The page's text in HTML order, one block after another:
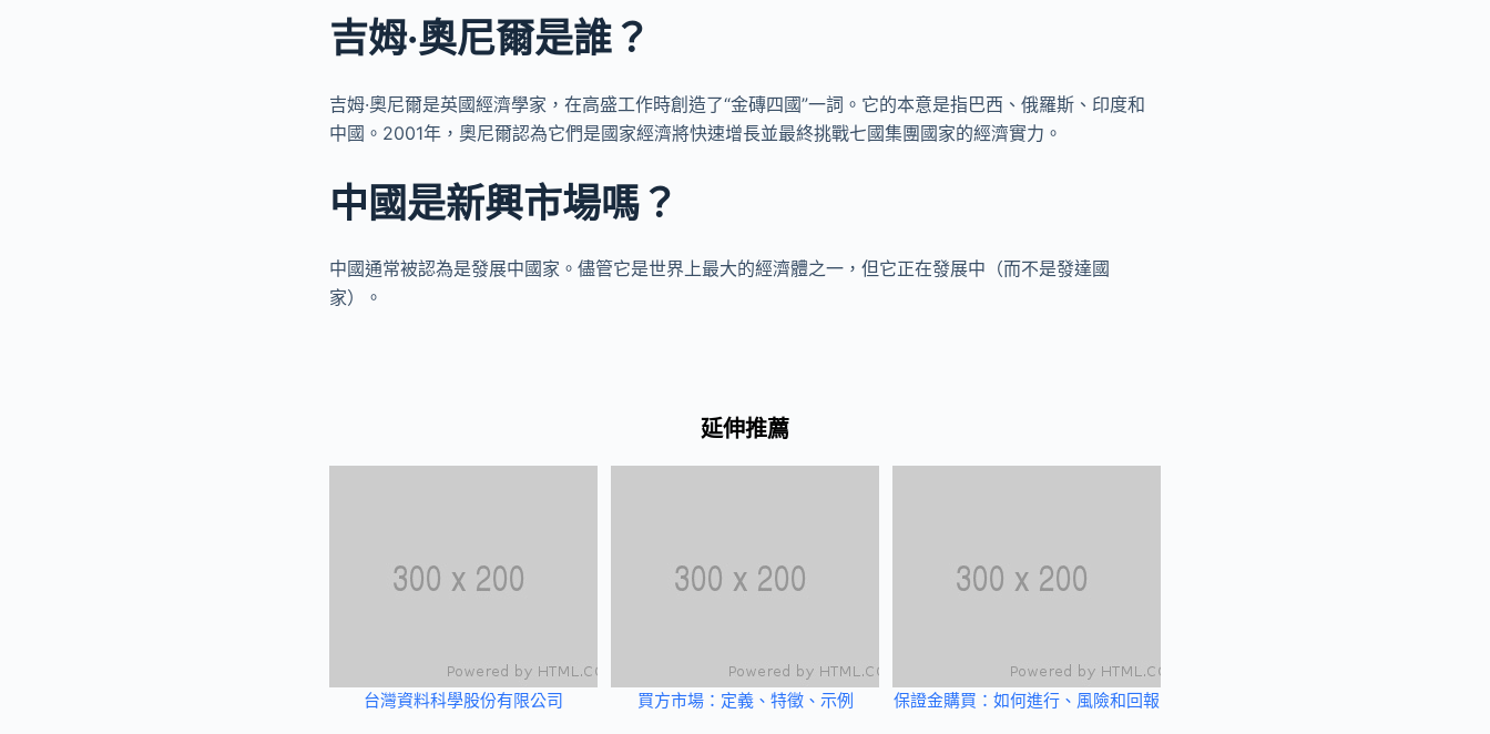
吉姆·奧尼爾是誰？
吉姆·奧尼爾是英國經濟學家，在高盛工作時創造了“金磚四國”一詞。它的本意是指巴西、俄羅斯、印度和
中國。2001年，奧尼爾認為它們是國家經濟將快速增長並最終挑戰七國集團國家的經濟實力。
中國是新興市場嗎？
中國通常被認為是發展中國家。儘管它是世界上最大的經濟體之一，但它正在發展中（而不是發達國
家）。
延伸推薦
台灣資料科學股份有限公司 買方市場：定義、特徵、示例 保證金購買：如何進行、風險和回報